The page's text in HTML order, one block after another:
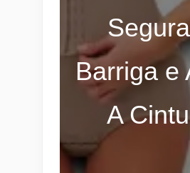
Barriga e
A